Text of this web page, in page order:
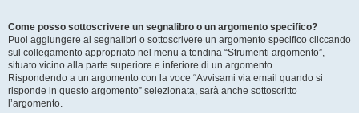
Come posso sottoscrivere un segnalibro o un argomento specifico?
Puoi aggiungere ai segnalibri o sottoscrivere un argomento specifico cliccando
sul collegamento appropriato nel menu a tendina “Strumenti argomento”,
situato vicino alla parte superiore e inferiore di un argomento.
Rispondendo a un argomento con la voce “Avvisami via email quando si
risponde in questo argomento” selezionata, sarà anche sottoscritto
l’argomento.